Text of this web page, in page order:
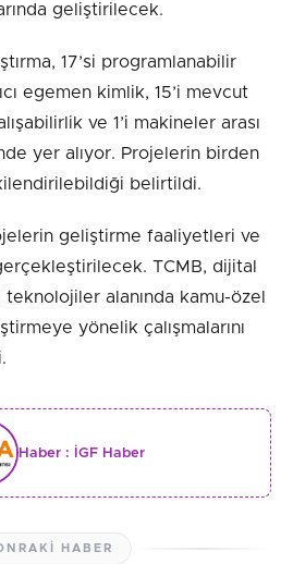
geliştirilecek.
17’si programlanabilir
egemen kimlik, 15’i mevcut
ve 1’i makineler arası
yer alıyor. Projelerin birden
belirtildi.
geliştirme faaliyetleri ve
TCMB, dijital
teknolojiler alanında kamu-özel
yönelik çalışmalarını
Haber : İGF Haber
HABER